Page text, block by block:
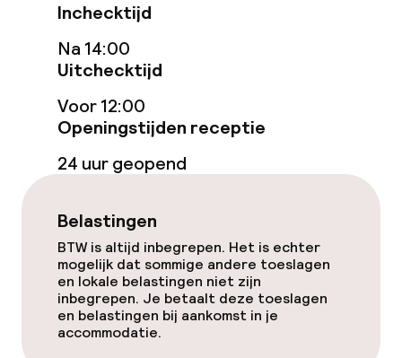
Entertainment
Gratis wifi
Tuin
Terras
Game-kamer
Eet- en drinkgelegenheden
Restaurant
Inchecktijd
Na 14:00
Uitchecktijd
Voor 12:00
Openingstijden receptie
24 uur geopend
Belastingen
BTW is altijd inbegrepen. Het is echter
mogelijk dat sommige andere toeslagen
en lokale belastingen niet zijn
inbegrepen. Je betaalt deze toeslagen
en belastingen bij aankomst in je
accommodatie.